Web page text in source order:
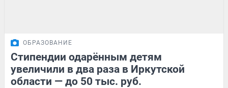
ОБРАЗОВАНИЕ
Стипендии одарённым детям
увеличили в два раза в Иркутской
области — до 50 тыс. руб.